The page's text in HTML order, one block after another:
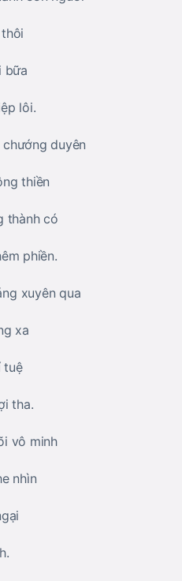
bữa
lôi.
duyên
thiền
thành có
phiền.
xuyên qua
xa
tuệ
tha.
vô minh
nhìn